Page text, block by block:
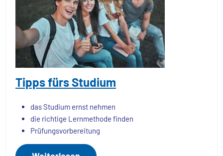
Tipps fürs Studium
das Studium ernst nehmen
die richtige Lernmethode finden
Prüfungsvorbereitung